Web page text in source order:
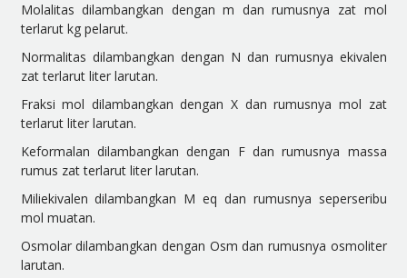
Molalitas dilambangkan dengan m dan rumusnya zat mol
terlarut kg pelarut.
Normalitas dilambangkan dengan N dan rumusnya ekivalen
zat terlarut liter larutan.
Fraksi mol dilambangkan dengan X dan rumusnya mol zat
terlarut liter larutan.
Keformalan dilambangkan dengan F dan rumusnya massa
rumus zat terlarut liter larutan.
Miliekivalen dilambangkan M eq dan rumusnya seperseribu
mol muatan.
Osmolar dilambangkan dengan Osm dan rumusnya osmoliter
larutan.